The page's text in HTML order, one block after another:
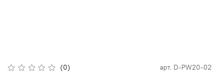
(0) арт. D-PW20-02